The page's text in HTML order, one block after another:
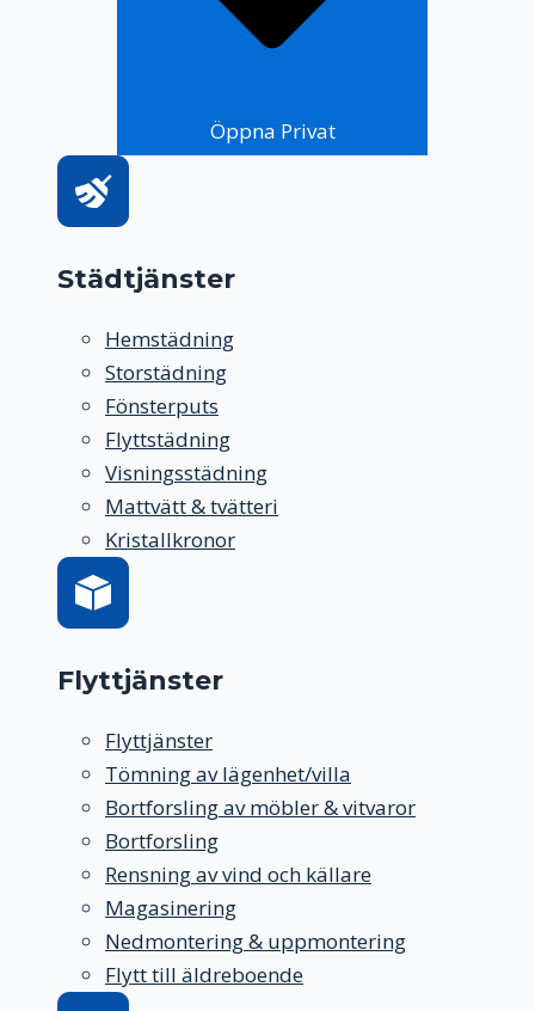
Öppna Privat
Städtjänster
Hemstädning
Storstädning
Fönsterputs
Flyttstädning
Visningsstädning
Mattvätt & tvätteri
Kristallkronor
Flyttjänster
Flyttjänster
Tömning av lägenhet/villa
Bortforsling av möbler & vitvaror
Bortforsling
Rensning av vind och källare
Magasinering
Nedmontering & uppmontering
Flytt till äldreboende